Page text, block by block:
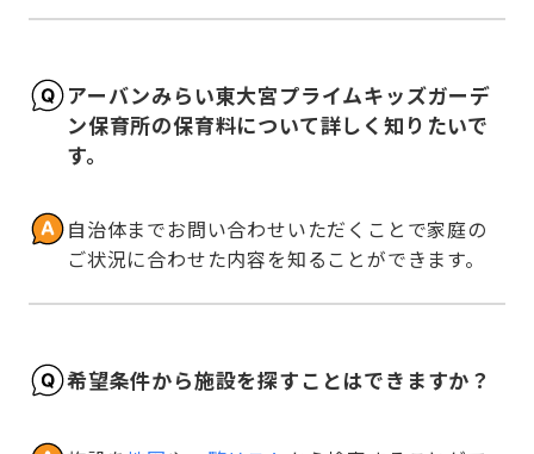
アーバンみらい東大宮プライムキッズガーデ
ン保育所の保育料について詳しく知りたいで
す。
自治体までお問い合わせいただくことで家庭の
ご状況に合わせた内容を知ることができます。
希望条件から施設を探すことはできますか？